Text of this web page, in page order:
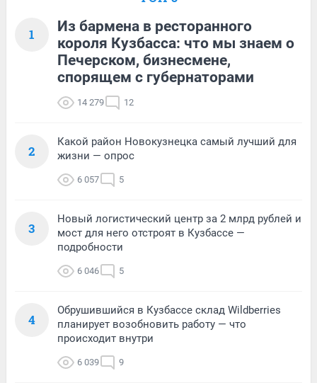
1
Из бармена в ресторанного
короля Кузбасса: что мы знаем о
Печерском, бизнесмене,
спорящем с губернаторами
14 279 12
2
Какой район Новокузнецка самый лучший для
жизни — опрос
6 057 5
3
Новый логистический центр за 2 млрд рублей и
мост для него отстроят в Кузбассе —
подробности
6 046 5
4
Обрушившийся в Кузбассе склад Wildberries
планирует возобновить работу — что
происходит внутри
6 039 9